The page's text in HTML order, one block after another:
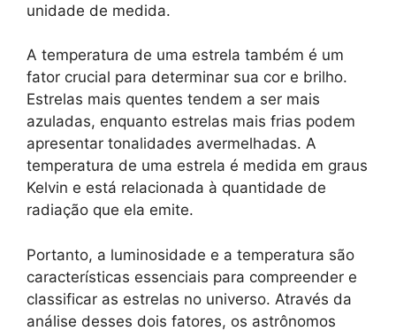
unidade de medida.
A temperatura de uma estrela também é um
fator crucial para determinar sua cor e brilho.
Estrelas mais quentes tendem a ser mais
azuladas, enquanto estrelas mais frias podem
apresentar tonalidades avermelhadas. A
temperatura de uma estrela é medida em graus
Kelvin e está relacionada à quantidade de
radiação que ela emite.
Portanto, a luminosidade e a temperatura são
características essenciais para compreender e
classificar as estrelas no universo. Através da
análise desses dois fatores, os astrônomos